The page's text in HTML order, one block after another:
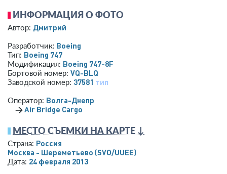
ИНФОРМАЦИЯ О ФОТО
Автор: Дмитрий
Разработчик: Boeing
Тип: Boeing 747
Модификация: Boeing 747-8F
Бортовой номер: VQ-BLQ
Заводской номер: 37581 тип
Оператор: Волга-Днепр
→Air Bridge Cargo
МЕСТО СЪЕМКИ НА КАРТЕ ↓
Страна: Россия
Москва - Шереметьево (SVO/UUEE)
Дата: 24 февраля 2013